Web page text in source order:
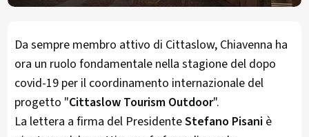
Da sempre membro attivo di Cittaslow, Chiavenna ha
ora un ruolo fondamentale nella stagione del dopo
covid-19 per il coordinamento internazionale del
progetto "Cittaslow Tourism Outdoor".
La lettera a firma del PresidenteStefano Pisani è